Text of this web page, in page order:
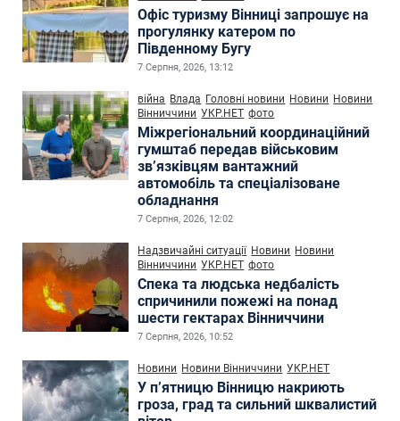
Офіс туризму Вінниці запрошує на
прогулянку катером по
Південному Бугу
7 Серпня, 2026, 13:12
війна Влада Головні новини Новини Новини
Вінниччини УКР.НЕТ фото
Міжрегіональний координаційний
гумштаб передав військовим
зв’язківцям вантажний
автомобіль та спеціалізоване
обладнання
7 Серпня, 2026, 12:02
Надзвичайні ситуації Новини Новини
Вінниччини УКР.НЕТ фото
Спека та людська недбалість
спричинили пожежі на понад
шести гектарах Вінниччини
7 Серпня, 2026, 10:52
Новини Новини Вінниччини УКР.НЕТ
У п’ятницю Вінницю накриють
гроза, град та сильний шквалистий